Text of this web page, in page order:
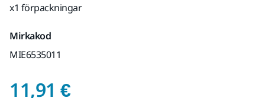
x1 förpackningar
Mirkakod
MIE6535011
11,91 €Pris med Moms 25,5